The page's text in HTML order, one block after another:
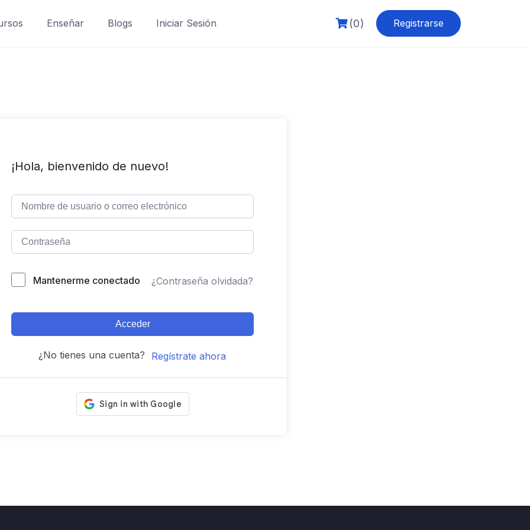
Enseñar Blogs Iniciar Sesión (0) Registrarse
¡Hola, bienvenido de nuevo!
Mantenerme conectado ¿Contraseña olvidada?
Acceder
¿No tienes una cuenta? Regístrate ahora